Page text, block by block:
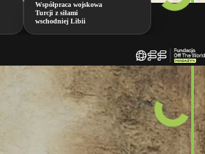
Współpraca wojskowa
Turcji z siłami
wschodniej Libii